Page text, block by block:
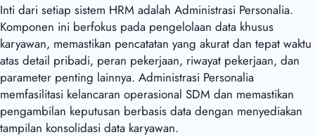
Inti dari setiap sistem HRM adalah Administrasi Personalia.
Komponen ini berfokus pada pengelolaan data khusus
karyawan, memastikan pencatatan yang akurat dan tepat waktu
atas detail pribadi, peran pekerjaan, riwayat pekerjaan, dan
parameter penting lainnya. Administrasi Personalia
memfasilitasi kelancaran operasional SDM dan memastikan
pengambilan keputusan berbasis data dengan menyediakan
tampilan konsolidasi data karyawan.